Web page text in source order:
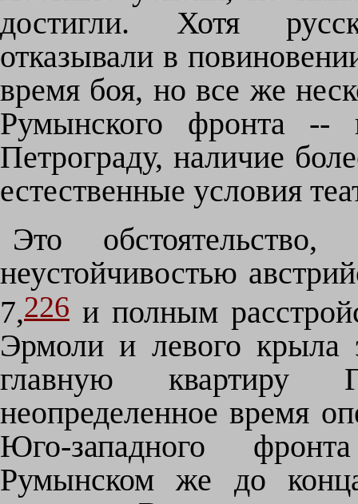
достигли. Хотя
отказывали в
время боя, но все же
Румынского фронта
Петрограду, наличие
естественные условия
Это
неустойчивостью
7,226 и полным
Эрмоли и левого крыла
главную квартиру
неопределенное время
Юго-западного
Румынском же до